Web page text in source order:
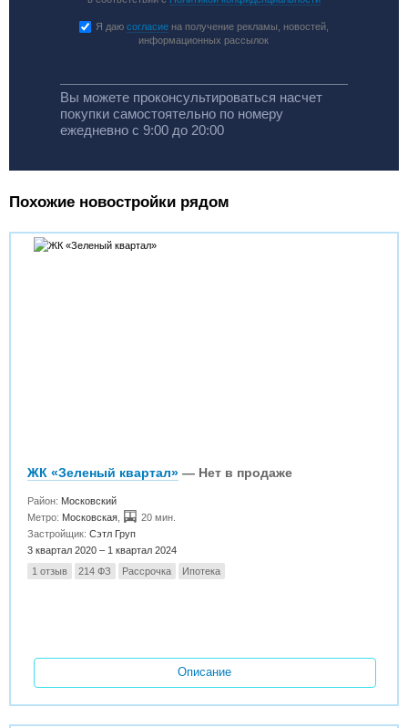
Я даю согласиена получение рекламы, новостей,
информационных рассылок
Вы можете проконсультироваться насчет
покупки самостоятельно по номеру
ежедневно с 9:00 до 20:00
Похожие новостройки рядом
ЖК «Зеленый квартал» — Нет в продаже
Район: Московский
Метро: Московская
20 мин.
Застройщик:Сэтл Груп
3 квартал 2020 – 1 квартал 2024
1 отзыв
214 ФЗ Рассрочка Ипотека
Описание